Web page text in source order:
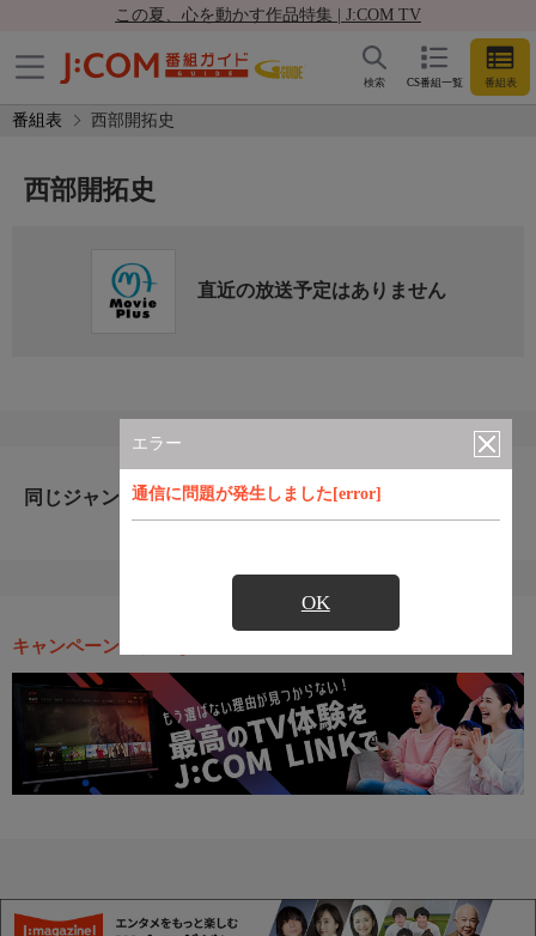
この夏、心を動かす作品特集 | J:COM TV
CS番組一覧 番組表
検索
番組表 西部開拓史
エラー
通信に問題が発生しました[error]
OK
西部開拓史
直近の放送予定はありません
同じジャンルのおすすめ番組
キャンペーン・お得な情報